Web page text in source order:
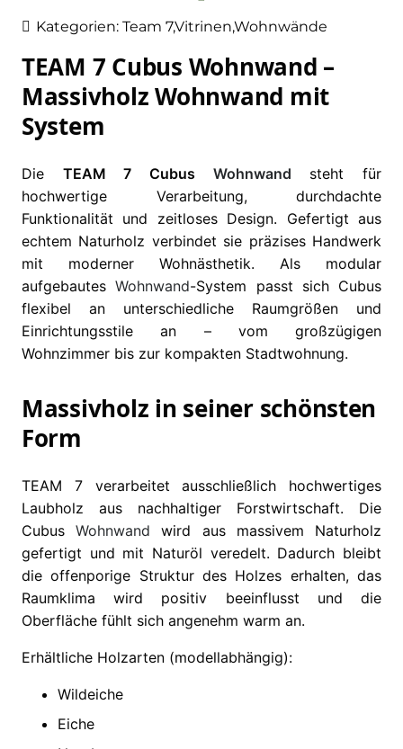
Kategorien:Team 7,Vitrinen,Wohnwände
TEAM 7 Cubus Wohnwand –
Massivholz Wohnwand mit
System
Die TEAM 7 Cubus Wohnwand steht für
hochwertige Verarbeitung, durchdachte
Funktionalität und zeitloses Design. Gefertigt aus
echtem Naturholz verbindet sie präzises Handwerk
mit moderner Wohnästhetik. Als modular
aufgebautesWohnwand-System passt sich Cubus
flexibel an unterschiedliche Raumgrößen und
Einrichtungsstile an – vom großzügigen
Wohnzimmer bis zur kompakten Stadtwohnung.
Massivholz in seiner schönsten
Form
TEAM 7 verarbeitet ausschließlich hochwertiges
Laubholz aus nachhaltiger Forstwirtschaft. Die
CubusWohnwand wird aus massivem Naturholz
gefertigt und mit Naturöl veredelt. Dadurch bleibt
die offenporige Struktur des Holzes erhalten, das
Raumklima wird positiv beeinflusst und die
Oberfläche fühlt sich angenehm warm an.
Erhältliche Holzarten (modellabhängig):
Wildeiche
Eiche